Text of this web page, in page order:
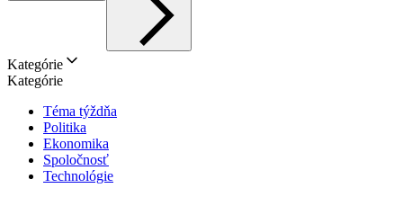
Kategórie
Kategórie
Téma týždňa
Politika
Ekonomika
Spoločnosť
Technológie